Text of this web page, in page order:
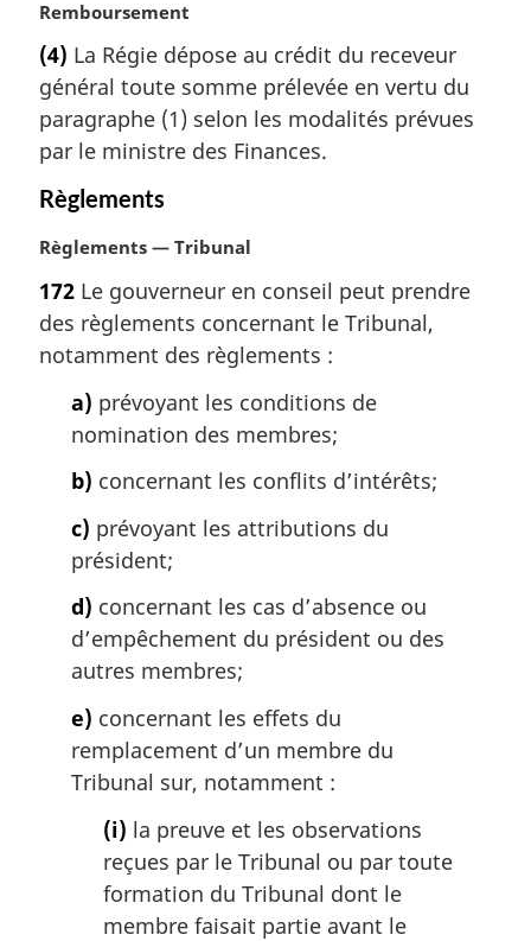
n
a
e
:
N
t
e
m
a
r
g
n
l
e
:
Remboursement
(4) La Régie dépose au crédit du receveur
général toute somme prélevée en vertu du
paragraphe (1) selon les modalités prévues
par le ministre des Finances.
Règlements
N
t
e
m
Règlements — Tribunal
172 Le gouverneur en conseil peut prendre
des règlements concernant le Tribunal,
notamment des règlements :
a) prévoyant les conditions de
nomination des membres;
b) concernant les conflits d’intérêts;
c) prévoyant les attributions du
président;
d) concernant les cas d’absence ou
d’empêchement du président ou des
autres membres;
e) concernant les effets du
remplacement d’un membre du
Tribunal sur, notamment :
(i) la preuve et les observations
reçues par le Tribunal ou par toute
formation du Tribunal dont le
membre faisait partie avant le